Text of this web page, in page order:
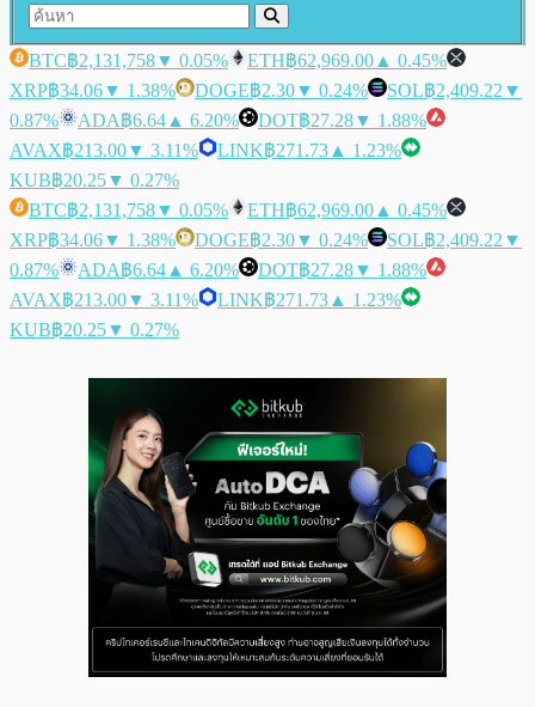
BTC฿2,131,758▼ 0.05% ETH฿62,969.00 ▲ 0.45%
XRP฿34.06▼ 1.38% DOGE฿2.30▼ 0.24% SOL฿2,409.22 ▼
0.87%
ADA฿6.64 ▲ 6.20% DOT฿27.28▼ 1.88%
AVAX฿213.00▼ 3.11% LINK฿271.73 ▲ 1.23%
KUB฿20.25▼ 0.27%
BTC฿2,131,758▼ 0.05% ETH฿62,969.00 ▲ 0.45%
XRP฿34.06▼ 1.38% DOGE฿2.30▼ 0.24% SOL฿2,409.22 ▼
0.87%
ADA฿6.64 ▲ 6.20% DOT฿27.28▼ 1.88%
AVAX฿213.00▼ 3.11% LINK฿271.73 ▲ 1.23%
KUB฿20.25▼ 0.27%